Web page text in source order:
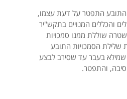
התובע התפטר על דעת עצמו,
והכללים המנויים בתקש"יר
שוללת ממנו סמכויות
שלילת הסמכויות התובע
בעבר עד שסירב לבצע
והתפטר.